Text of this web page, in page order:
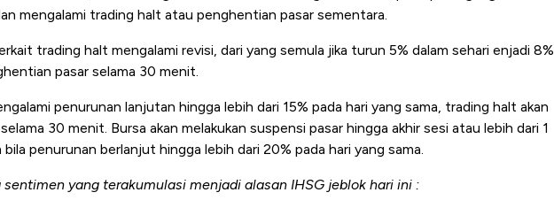
mengalami trading halt atau penghentian pasar sementara.
trading halt mengalami revisi, dari yang semula jika turun 5% dalam sehari enjadi 8%
pasar selama 30 menit.
penurunan lanjutan hingga lebih dari 15% pada hari yang sama, trading halt akan
30 menit. Bursa akan melakukan suspensi pasar hingga akhir sesi atau lebih dari 1
penurunan berlanjut hingga lebih dari 20% pada hari yang sama.
yang terakumulasi menjadi alasan IHSG jeblok hari ini :